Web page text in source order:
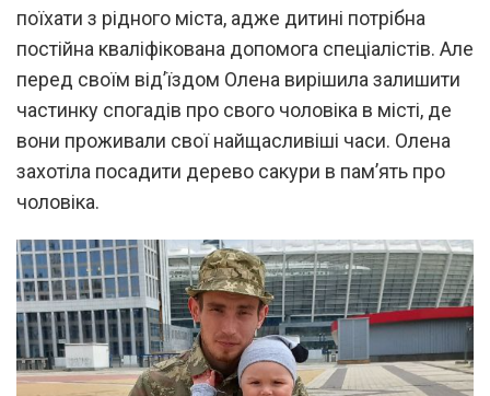
поїхати з рідного міста, адже дитині потрібна
постійна кваліфікована допомога спеціалістів. Але
перед своїм від’їздом Олена вирішила залишити
частинку спогадів про свого чоловіка в місті, де
вони проживали свої найщасливіші часи. Олена
захотіла посадити дерево сакури в пам’ять про
чоловіка.